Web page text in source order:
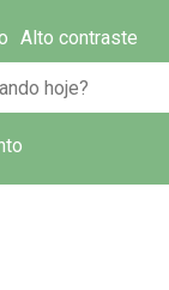
Alto contraste